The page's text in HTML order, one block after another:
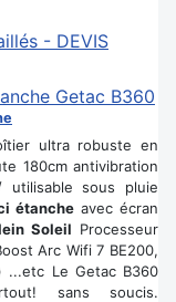
- DEVIS
ultra robuste en
180cm antivibration
utilisable sous pluie
étancheavec écran
Soleil Processeur
Arc Wifi 7 BE200,
...etc Le Getac B360
sans soucis.